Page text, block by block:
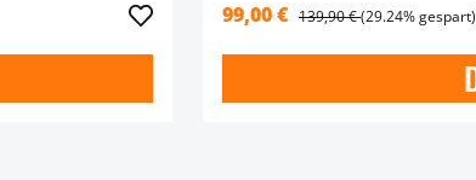
99,00 € 139,90 €(29.24% gespart)